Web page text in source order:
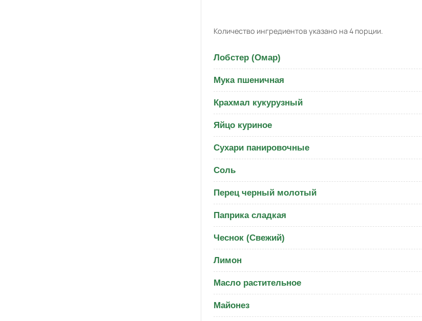
Количество ингредиентов указано на 4 порции.
Лобстер (Омар)
Мука пшеничная
Крахмал кукурузный
Яйцо куриное
Сухари панировочные
Соль
Перец черный молотый
Паприка сладкая
Чеснок (Свежий)
Лимон
Масло растительное
Майонез